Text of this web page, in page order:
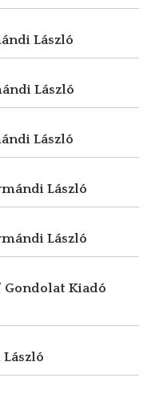
László
László
László
László
László
Gondolat Kiadó